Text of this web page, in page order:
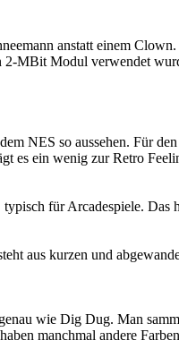
anstatt einem Clown.
2-MBit Modul verwendet
NES so aussehen. Für
es ein wenig zur Retro
für Arcadespiele. Das
aus kurzen und
wie Dig Dug. Man
manchmal andere